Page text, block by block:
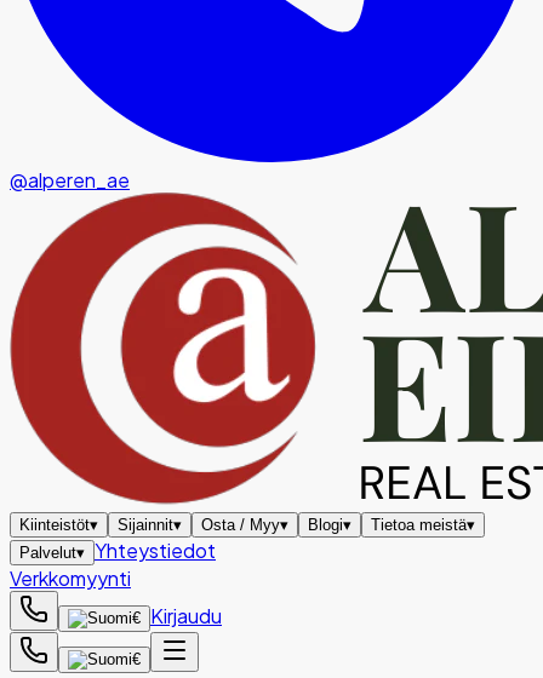
@alperen_ae
Kiinteistöt▾ Sijainnit▾ Osta / Myy▾ Blogi▾ Tietoa meistä▾
Palvelut▾ Yhteystiedot
Verkkomyynti
€ Kirjaudu
€